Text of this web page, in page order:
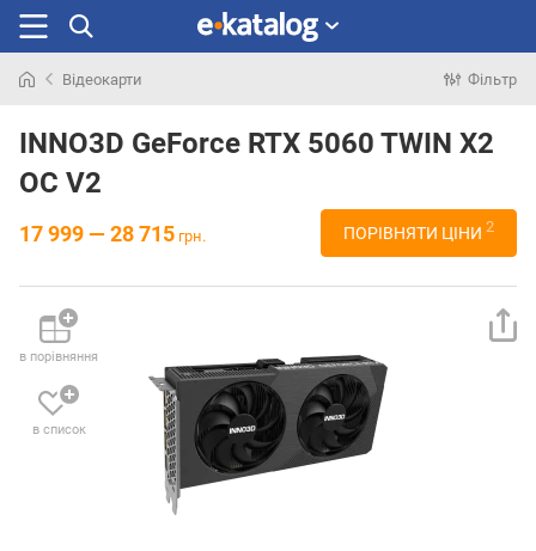
раніше
Відеокарти Фільтр
INNO3D GeForce RTX 5060 TWIN X2
OC V2
17 999 — 28 715 грн. ПОРІВНЯТИ ЦІНИ 2
в порівняння
в список